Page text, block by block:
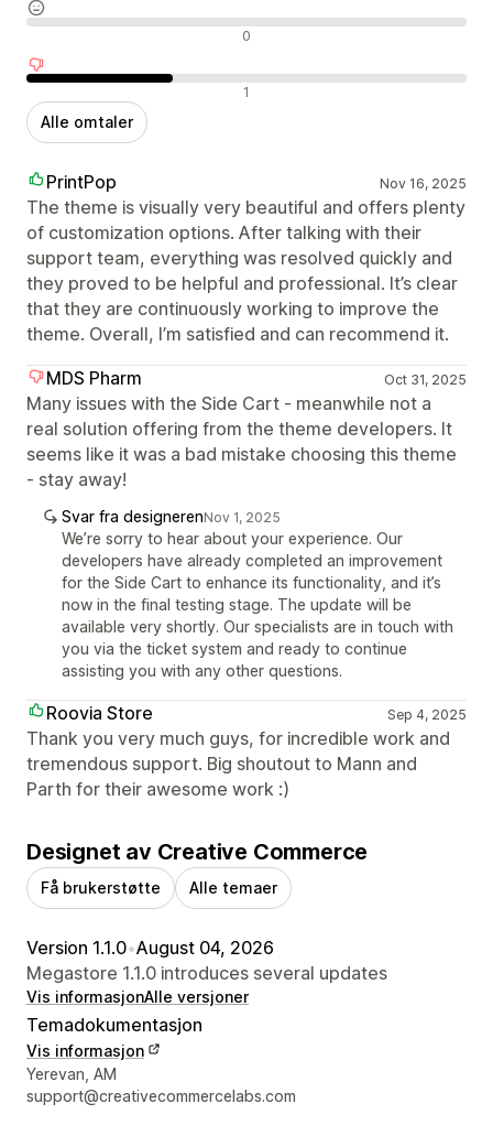
0
1
Alle omtaler
PrintPop Nov 16, 2025
The theme is visually very beautiful and offers plenty
of customization options. After talking with their
support team, everything was resolved quickly and
they proved to be helpful and professional. It’s clear
that they are continuously working to improve the
theme. Overall, I’m satisfied and can recommend it.
MDS Pharm
Oct 31, 2025
Many issues with the Side Cart - meanwhile not a
real solution offering from the theme developers. It
seems like it was a bad mistake choosing this theme
- stay away!
Svar fra designerenNov 1, 2025
We’re sorry to hear about your experience. Our
developers have already completed an improvement
for the Side Cart to enhance its functionality, and it’s
now in the final testing stage. The update will be
available very shortly. Our specialists are in touch with
you via the ticket system and ready to continue
assisting you with any other questions.
Roovia Store Sep 4, 2025
Thank you very much guys, for incredible work and
tremendous support. Big shoutout to Mann and
Parth for their awesome work :)
Designet av Creative Commerce
Få brukerstøtte Alle temaer
Version 1.1.0•August 04, 2026
Megastore 1.1.0 introduces several updates
Vis informasjonAlle versjoner
Temadokumentasjon
Vis informasjon
Designerens kontaktinfo
Yerevan, AM
support@creativecommercelabs.com